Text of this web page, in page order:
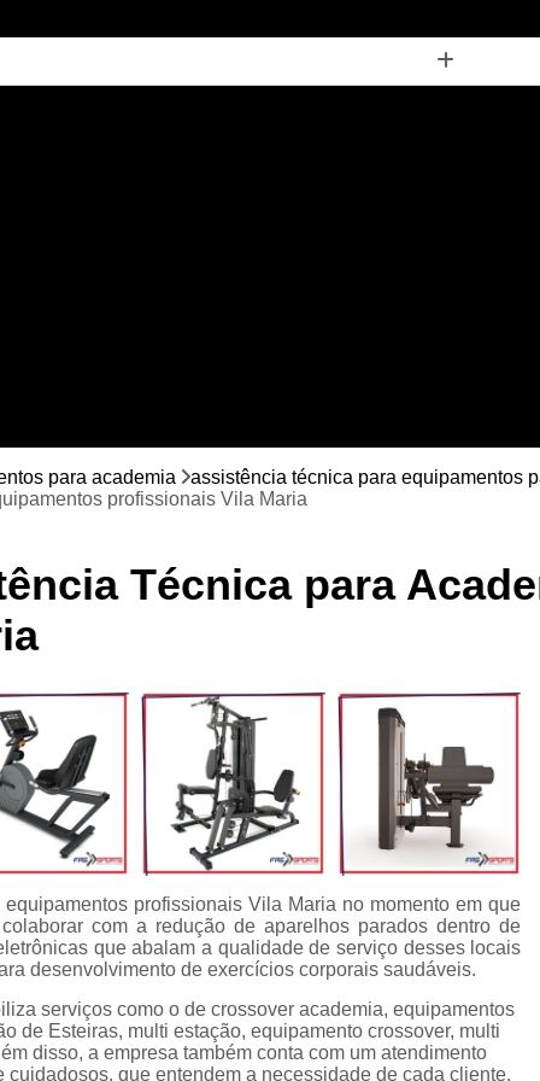
Ergométrica Movement Horizontal
Bicicleta Horizontal
Movement Airbike
para Crossover Profissional
Aparelho Academia
Academia
Crossover Treinamento Funcional
Equipamento Crossover
Elíptico de Academia
Aparelho Elíptico Gt e
Elíptico da Movement
Elíptico Movement Elíptico
Elíptico Movement Lx140
Elíptico Movement Perform
Equipamento
Equipamento para Academia Profissional
Equipamentos para Academia de Condomínio
Equipamentos para Academia em Clubes
Equipamentos para Academia Musculação
para academia
assistência técnica para equipamentos
profissionais Vila Maria
Técnica para
profissionais Vila Maria no momento em que
com a redução de aparelhos parados dentro de
que abalam a qualidade de serviço desses locais
desenvolvimento de exercícios corporais saudáveis.
serviços como o de crossover academia, equipamentos
de Esteiras, multi estação, equipamento crossover, multi
disso, a empresa também conta com um atendimento
que entendem a necessidade de cada cliente.